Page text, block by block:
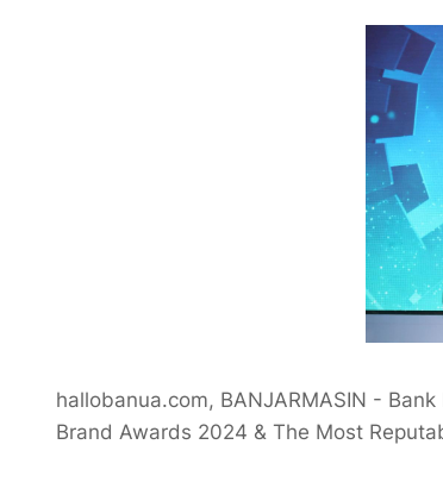
hallobanua.com, BANJARMASIN -
Brand Awards 2024 & The Most